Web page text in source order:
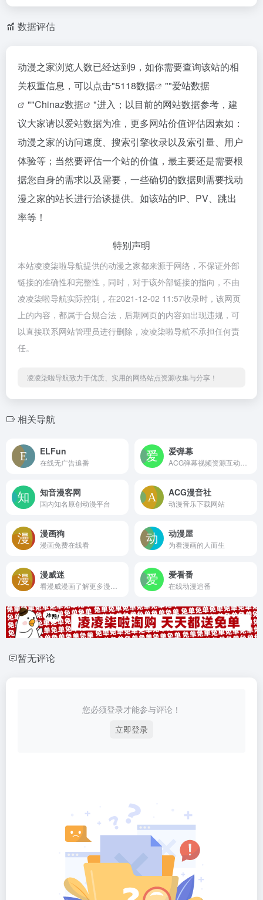
数据评估
动漫之家浏览人数已经达到9，如你需要查询该站的相
关权重信息，可以点击"5118数据 ""爱站数据
""Chinaz数据
"进入；以目前的网站数据参考，建
议大家请以爱站数据为准，更多网站价值评估因素如：
动漫之家的访问速度、搜索引擎收录以及索引量、用户
体验等；当然要评估一个站的价值，最主要还是需要根
据您自身的需求以及需要，一些确切的数据则需要找动
漫之家的站长进行洽谈提供。如该站的IP、PV、跳出
率等！
特别声明
本站凌凌柒啦导航提供的动漫之家都来源于网络，不保证外部
链接的准确性和完整性，同时，对于该外部链接的指向，不由
凌凌柒啦导航实际控制，在2021-12-02 11:57收录时，该网页
上的内容，都属于合规合法，后期网页的内容如出现违规，可
以直接联系网站管理员进行删除，凌凌柒啦导航不承担任何责
任。
凌凌柒啦导航致力于优质、实用的网络站点资源收集与分享！
相关导航
ELFun
在线无广告追番
爱弹幕
知音漫客网
国内知名原创动漫平台
ACG漫音社
动漫音乐下载网站
漫画狗
漫画免费在线看
动漫屋
为看漫画的人而生
漫威迷 爱看番
在线动漫追番
暂无评论
您必须登录才能参与评论！
立即登录